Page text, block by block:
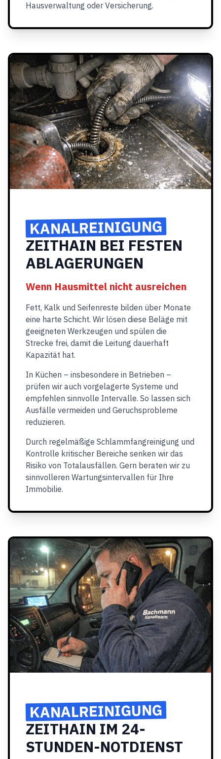
Hausverwaltung oder Versicherung.
KANALREINIGUNG
ZEITHAIN BEI FESTEN
ABLAGERUNGEN
Wenn Hausmittel nicht ausreichen
Fett, Kalk und Seifenreste bilden über Monate
eine harte Schicht. Wir lösen diese Beläge mit
geeigneten Werkzeugen und spülen die
Strecke frei, damit die Leitung dauerhaft
Kapazität hat.
In Küchen – insbesondere in Betrieben –
prüfen wir auch vorgelagerte Systeme und
empfehlen sinnvolle Intervalle. So lassen sich
Ausfälle vermeiden und Geruchsprobleme
reduzieren.
Durch regelmäßige Schlammfangreinigung und
Kontrolle kritischer Bereiche senken wir das
Risiko von Totalausfällen. Gern beraten wir zu
sinnvolleren Wartungsintervallen für Ihre
Immobilie.
KANALREINIGUNG
ZEITHAIN IM 24-
STUNDEN-NOTDIENST